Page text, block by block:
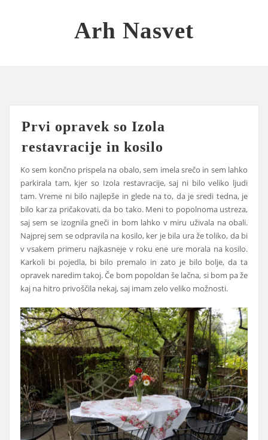
Arh Nasvet
Prvi opravek so Izola
restavracije in kosilo
Ko sem končno prispela na obalo, sem imela srečo in sem lahko
parkirala tam, kjer so Izola restavracije, saj ni bilo veliko ljudi
tam. Vreme ni bilo najlepše in glede na to, da je sredi tedna, je
bilo kar za pričakovati, da bo tako. Meni to popolnoma ustreza,
saj sem se izognila gneči in bom lahko v miru uživala na obali.
Najprej sem se odpravila na kosilo, ker je bila ura že toliko, da bi
v vsakem primeru najkasneje v roku ene ure morala na kosilo.
Karkoli bi pojedla, bi bilo premalo in zato je bilo bolje, da ta
opravek naredim takoj. Če bom popoldan še lačna, si bom pa že
kaj na hitro privoščila nekaj, saj imam zelo veliko možnosti.